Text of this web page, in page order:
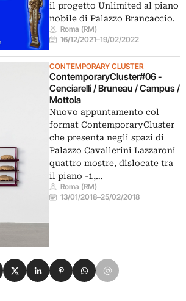
il progetto Unlimited al piano
nobile di Palazzo Brancaccio.
Roma (RM)
16/12/2021–19/02/2022
CONTEMPORARY CLUSTER
ContemporaryCluster#06 -
Cenciarelli / Bruneau / Campus /
Mottola
Nuovo appuntamento col
format ContemporaryCluster
che presenta negli spazi di
Palazzo Cavallerini Lazzaroni
quattro mostre, dislocate tra
il piano -1,…
Roma (RM)
13/01/2018–25/02/2018
su Facebook
Condividi su X
Condividi su LinkedIn
Condividi su Pinterest
Condividi su WhatsApp
Condividi su Email